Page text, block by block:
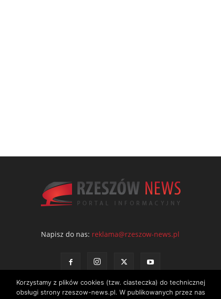
Napisz do nas: reklama@rzeszow-news.pl
Korzystamy z plików cookies (tzw. ciasteczka) do technicznej
obsługi strony rzeszow-news.pl. W publikowanych przez nas